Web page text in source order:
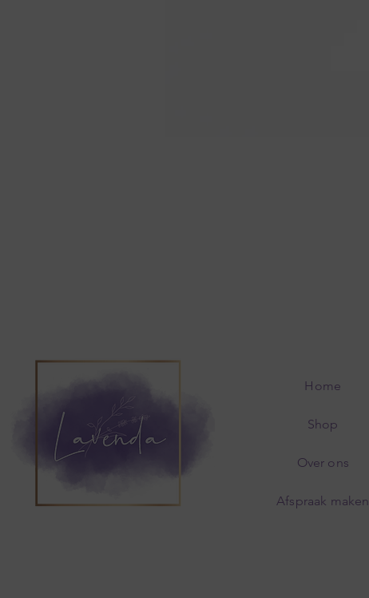
Home
Shop
Over ons
Afspraak maken